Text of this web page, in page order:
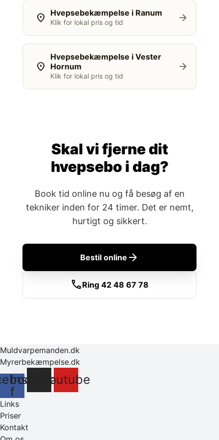
location_on Hvepsebekæmpelse i Ranum
Klik for lokal pris og tid arrow_forward
location_on
Hvepsebekæmpelse i Vester
Hornum
Klik for lokal pris og tid
arrow_forward
Skal vi fjerne dit
hvepsebo i dag?
Book tid online nu og få besøg af en
tekniker inden for 24 timer. Det er nemt,
hurtigt og sikkert.
Bestil online arrow_forward
callRing 42 48 67 78
Muldvarpemanden.dk
Myrerbekæmpelse.dk
f
InstagramYoutube
Links
Priser
Kontakt